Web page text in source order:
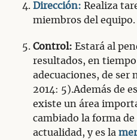
Dirección: Realiza
miembros del equipo.
Control: Estará al
resultados, en
adecuaciones, de ser
2014: 5).Además de
existe un área
cambiado la forma
actualidad, y es la